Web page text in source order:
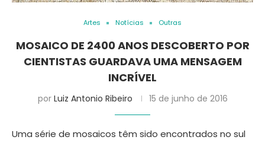
Artes Notícias Outras
MOSAICO DE 2400 ANOS DESCOBERTO POR
CIENTISTAS GUARDAVA UMA MENSAGEM
INCRÍVEL
por Luiz Antonio Ribeiro 15 de junho de 2016
Uma série de mosaicos têm sido encontrados no sul